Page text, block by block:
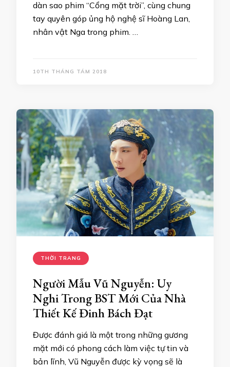
dàn sao phim “Cổng mặt trời”, cùng chung
tay quyên góp ủng hộ nghệ sĩ Hoàng Lan,
nhân vật Nga trong phim. …
10TH THÁNG TÁM 2018
THỜI TRANG
Người Mẫu Vũ Nguyễn: Uy
Nghi Trong BST Mới Của Nhà
Thiết Kế Đinh Bách Đạt
Được đánh giá là một trong những gương
mặt mới có phong cách làm việc tự tin và
bản lĩnh, Vũ Nguyễn được kỳ vọng sẽ là